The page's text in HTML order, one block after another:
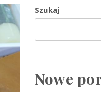
Szukaj
Nowe